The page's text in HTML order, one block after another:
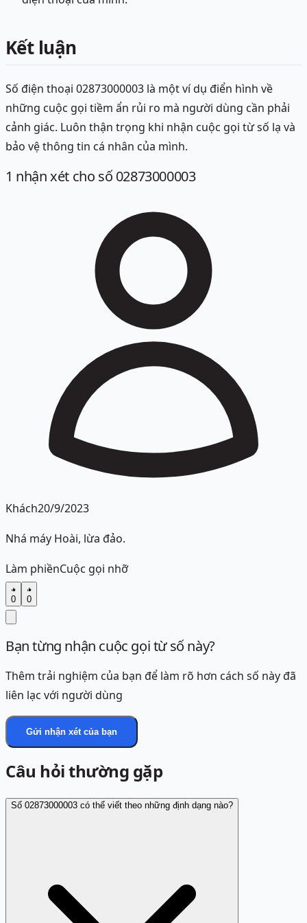
Kết luận
Số điện thoại 02873000003 là một ví dụ điển hình về
những cuộc gọi tiềm ẩn rủi ro mà người dùng cần phải
cảnh giác. Luôn thận trọng khi nhận cuộc gọi từ số lạ và
bảo vệ thông tin cá nhân của mình.
1 nhận xét cho số 02873000003
Khách20/9/2023
Nhá máy Hoài, lừa đảo.
Làm phiềnCuộc gọi nhỡ
0 0
Bạn từng nhận cuộc gọi từ số này?
Thêm trải nghiệm của bạn để làm rõ hơn cách số này đã
liên lạc với người dùng
Gửi nhận xét của bạn
Câu hỏi thường gặp
Số 02873000003 có thể viết theo những định dạng nào?